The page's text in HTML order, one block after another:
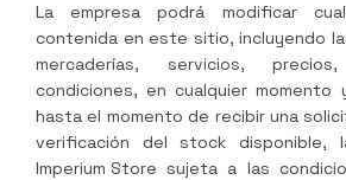
La empresa podrá modificar
contenida en este sitio, incluyendo
mercaderías, servicios,
condiciones, en cualquier momento
hasta el momento de recibir una
verificación del stock disponible,
Imperium Store sujeta a las